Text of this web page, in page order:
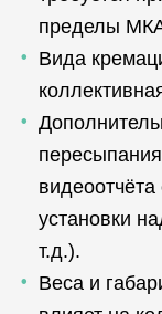
пределы
Вида
установки
т.д.).
Веса и